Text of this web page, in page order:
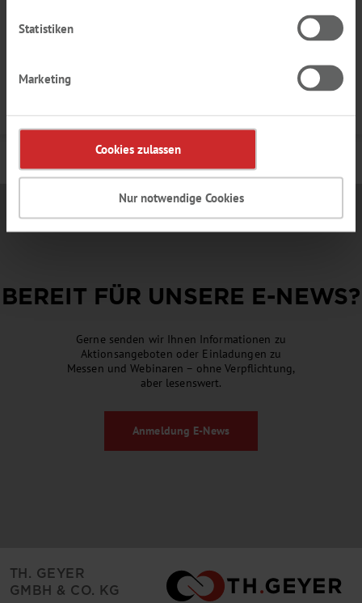
Statistiken
Marketing
Cookies zulassen
Nur notwendige Cookies
sauer, Tomate, fruchtig
BEREIT FÜR UNSERE E-NEWS?
Gerne senden wir Ihnen Informationen zu
Aktionsangeboten oder Einladungen zu
Messen und Webinaren – ohne Verpflichtung,
aber lesenswert.
Anmeldung E-News
TH. GEYER
GMBH & CO. KG